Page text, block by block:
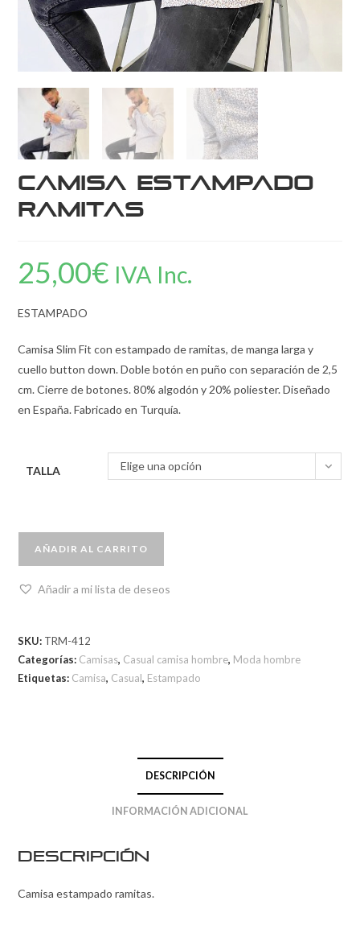
Camisa estampado
ramitas
25,00€ IVA Inc.
ESTAMPADO
Camisa Slim Fit con estampado de ramitas, de manga larga y
cuello button down. Doble botón en puño con separación de 2,5
cm. Cierre de botones. 80% algodón y 20% poliester. Diseñado
en España. Fabricado en Turquía.
TALLA Elige una opción
AÑADIR AL CARRITO
Añadir a mi lista de deseos
SKU: TRM-412
Categorías: Camisas, Casual camisa hombre, Moda hombre
Etiquetas: Camisa, Casual, Estampado
DESCRIPCIÓN
INFORMACIÓN ADICIONAL
Descripción
Camisa estampado ramitas.